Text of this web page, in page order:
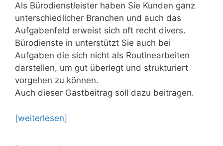
Als Bürodienstleister haben Sie Kunden ganz
unterschiedlicher Branchen und auch das
Aufgabenfeld erweist sich oft recht divers.
Bürodienste in unterstützt Sie auch bei
Aufgaben die sich nicht als Routinearbeiten
darstellen, um gut überlegt und strukturiert
vorgehen zu können.
Auch dieser Gastbeitrag soll dazu beitragen.
[weiterlesen]